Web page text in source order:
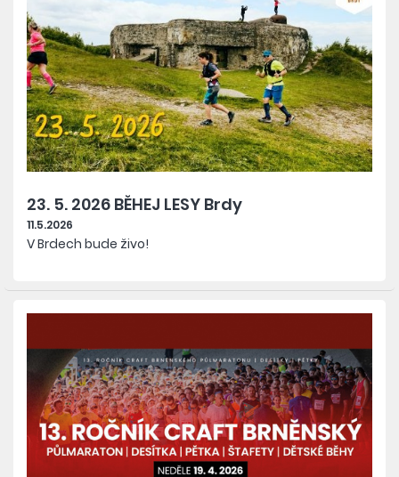
23. 5. 2026 BĚHEJ LESY Brdy
11.5.2026
V Brdech bude živo!